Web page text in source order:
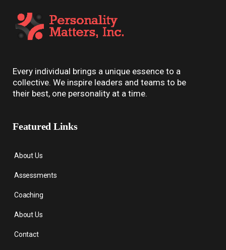
Every individual brings a unique essence to a
collective. We inspire leaders and teams to be
their best, one personality at a time.
Featured Links
About Us
Assessments
Coaching
About Us
Contact